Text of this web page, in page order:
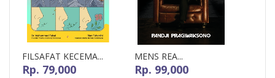
FILSAFAT KECEMA...
Rp. 79,000
MENS REA...
Rp. 99,000